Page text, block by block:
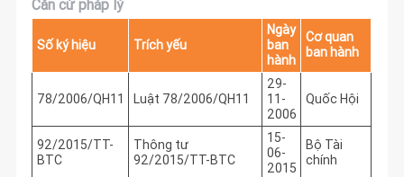
Căn cứ pháp lý
Số ký hiệu Trích yếu
Ngày
ban
hành
Cơ quan
ban hành
78/2006/QH11 Luật 78/2006/QH11
29-
11-
2006
Quốc Hội
92/2015/TT-
BTC
Thông tư
92/2015/TT-BTC
15-
06-
2015
Bộ Tài
chính